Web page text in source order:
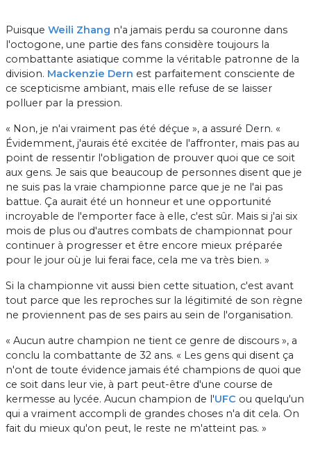
Puisque Weili Zhang n'a jamais perdu sa couronne dans
l'octogone, une partie des fans considère toujours la
combattante asiatique comme la véritable patronne de la
division. Mackenzie Dern est parfaitement consciente de
ce scepticisme ambiant, mais elle refuse de se laisser
polluer par la pression.
« Non, je n'ai vraiment pas été déçue », a assuré Dern. «
Évidemment, j'aurais été excitée de l'affronter, mais pas au
point de ressentir l'obligation de prouver quoi que ce soit
aux gens. Je sais que beaucoup de personnes disent que je
ne suis pas la vraie championne parce que je ne l'ai pas
battue. Ça aurait été un honneur et une opportunité
incroyable de l'emporter face à elle, c'est sûr. Mais si j'ai six
mois de plus ou d'autres combats de championnat pour
continuer à progresser et être encore mieux préparée
pour le jour où je lui ferai face, cela me va très bien. »
Si la championne vit aussi bien cette situation, c'est avant
tout parce que les reproches sur la légitimité de son règne
ne proviennent pas de ses pairs au sein de l'organisation.
« Aucun autre champion ne tient ce genre de discours », a
conclu la combattante de 32 ans. « Les gens qui disent ça
n'ont de toute évidence jamais été champions de quoi que
ce soit dans leur vie, à part peut-être d'une course de
kermesse au lycée. Aucun champion de l'UFC ou quelqu'un
qui a vraiment accompli de grandes choses n'a dit cela. On
fait du mieux qu'on peut, le reste ne m'atteint pas. »